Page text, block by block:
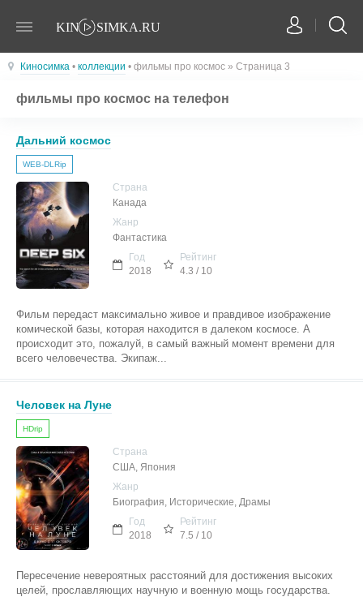
Киносимка • коллекции • фильмы про космос » Страница 3
фильмы про космос на телефон
Дальний космос
WEB-DLRip
Страна
Канада
Жанр
Фантастика
Год
2018
Рейтинг
4.3 / 10
Фильм передаст максимально живое и правдивое изображение
комической базы, которая находится в далеком космосе. А
происходит это, пожалуй, в самый важный момент времени для
всего человечества. Экипаж...
Человек на Луне
HDrip
Страна
США, Япония
Жанр
Биография, Исторические, Драмы
Год
2018
Рейтинг
7.5 / 10
Пересечение невероятных расстояний для достижения высоких
целей, прославляющих научную и военную мощь государства.